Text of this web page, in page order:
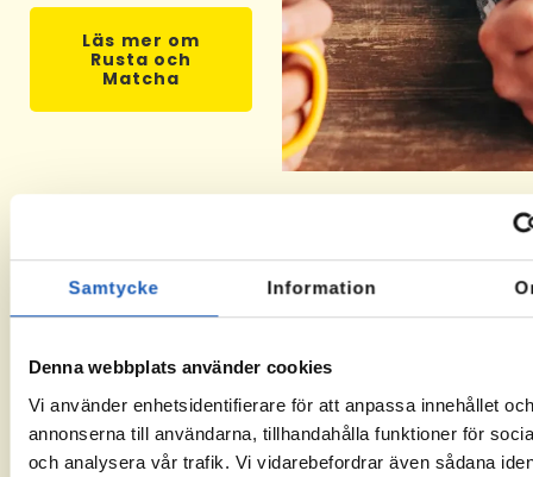
Samtycke Information
Denna webbplats använder cookies
Vi använder enhetsidentifierare för att anpassa innehållet och
annonserna till användarna, tillhandahålla funktioner för
och analysera vår trafik. Vi vidarebefordrar även sådana
Läs mer om
Rusta och
Matcha
Välj oss som leverantör
Såhär funkar Rusta och Matcha
01
Ta kontakt
02
Om du får
03
När